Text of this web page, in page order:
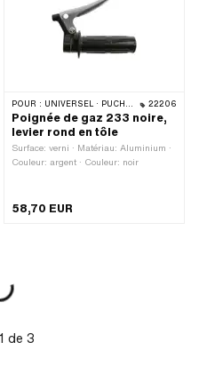
POUR : UNIVERSEL · PUCH · SACHS · PONY / CILO (BÊTA 521 & 512) · ZÜNDAPP BELMONDO 22206
Poignée de gaz 233 noire,
levier rond en tôle
Surface: verni · Matériau: Aluminium ·
Couleur: argent · Couleur: noir
58,70 EUR
1 de 3